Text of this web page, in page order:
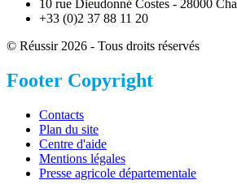
10 rue Dieudonné Costes - 28000
+33 (0)2 37 88 11 20
© Réussir 2026 - Tous droits réservés
Footer Copyright
Contacts
Plan du site
Centre d'aide
Mentions légales
Presse agricole départementale